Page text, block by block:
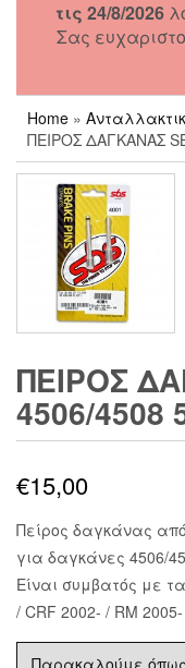
τις 24/8/2026
Σας
Home »
ΠΕΙΡΟΣ ΔΑΓΚΑΝΑΣ
ΠΕΙΡΟΣ
4506/4508
€15,00
Πείρος δαγκάνας
για δαγκάνες 4506/
Είναι συμβατός με
/ CRF 2002- / RM
Παρακαλούμε όπως